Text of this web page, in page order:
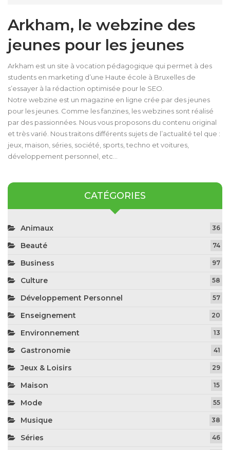
Arkham, le webzine des
jeunes pour les jeunes
Arkham est un site à vocation pédagogique qui permet à des
students en marketing d’une Haute école à Bruxelles de
s’essayer à la rédaction optimisée pour le SEO.
Notre webzine est un magazine en ligne crée par des jeunes
pour les jeunes. Comme les fanzines, les webzines sont réalisé
par des passionnées. Nous vous proposons du contenu original
et très varié. Nous traitons différents sujets de l’actualité tel que :
jeux, maison, séries, société, sports, techno et voitures,
développement personnel, etc…
CATÉGORIES
Animaux 36
Beauté 74
Business 97
Culture 58
Développement Personnel 57
Enseignement 20
Environnement 13
Gastronomie 41
Jeux & Loisirs 29
Maison 15
Mode 55
Musique 38
Séries 46